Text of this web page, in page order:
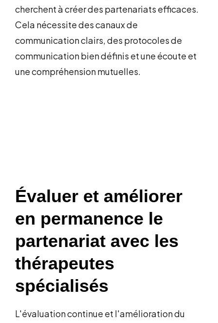
cherchent à créer des partenariats efficaces.
Cela nécessite des canaux de
communication clairs, des protocoles de
communication bien définis et une écoute et
une compréhension mutuelles.
Évaluer et améliorer
en permanence le
partenariat avec les
thérapeutes
spécialisés
L'évaluation continue et l'amélioration du